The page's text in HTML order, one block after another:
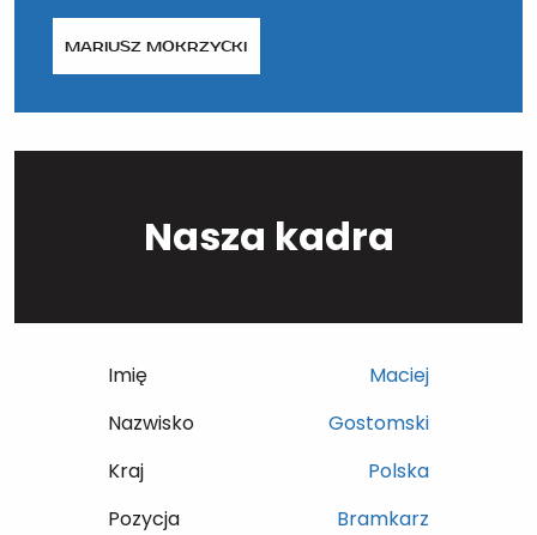
MARIUSZ MOKRZYCKI
Nasza kadra
Imię
Maciej
Nazwisko
Gostomski
Kraj
Polska
Pozycja
Bramkarz